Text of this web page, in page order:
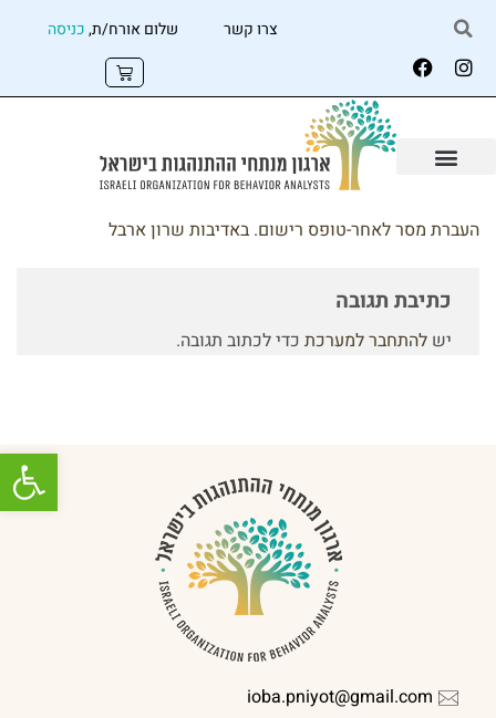
צרו קשר שלום אורח/ת,כניסה
העברת מסר לאחר-טופס רישום. באדיבות שרון ארבל
כתיבת תגובה
יש להתחבר למערכת כדי לכתוב תגובה.
ioba.pniyot@gmail.com